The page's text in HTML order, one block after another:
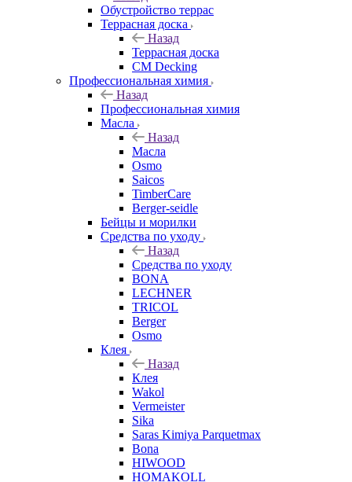
Обустройство террас
Террасная доска
Назад
Террасная доска
CM Decking
Профессиональная химия
Назад
Профессиональная химия
Масла
Назад
Масла
Osmo
Saicos
TimberCare
Berger-seidle
Бейцы и морилки
Средства по уходу
Назад
Средства по уходу
BONA
LECHNER
TRICOL
Berger
Osmo
Клея
Назад
Клея
Wakol
Vermeister
Sika
Saras Kimiya Parquetmax
Bona
HIWOOD
HOMAKOLL